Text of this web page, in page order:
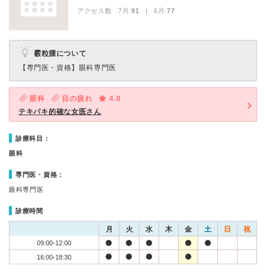
アクセス数 7月:91 | 6月:77
霰粒腫について
【専門医・資格】 眼科専門医
眼科 目の疲れ
4.0
テキパキ的確な女医さん
診療科目：
眼科
専門医・資格：
眼科専門医
診療時間
月 火 水 木 金 土 日 祝
09:00-12:00
16:00-18:30